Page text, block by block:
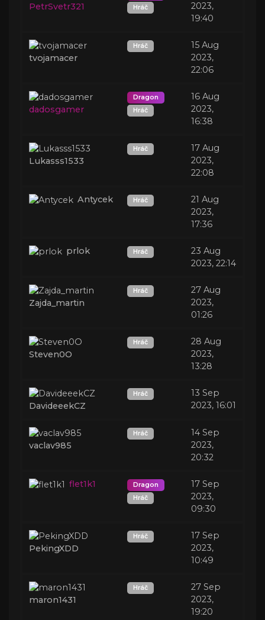
PetrSvetr321
Hráč
2023,
19:40
tvojamacer
Hráč
15 Aug
2023,
22:06
dadosgamer
Dragon
Hráč
16 Aug
2023,
16:38
Lukasss1533
Hráč
17 Aug
2023,
22:08
Antycek Hráč
21 Aug
2023,
17:36
prlok Hráč
23 Aug
2023, 22:14
Zajda_martin
Hráč
27 Aug
2023,
01:26
Steven0O
Hráč
28 Aug
2023,
13:28
DavideeekCZ
Hráč
13 Sep
2023, 16:01
vaclav985
Hráč
14 Sep
2023,
20:32
flet1k1
Dragon
Hráč
17 Sep
2023,
09:30
PekingXDD
Hráč
17 Sep
2023,
10:49
maron1431
Hráč
27 Sep
2023,
19:20